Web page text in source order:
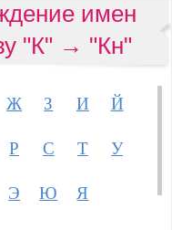
имен
"К" → "Кн"
Ж З И
Й
Р С Т
У
Э Ю Я